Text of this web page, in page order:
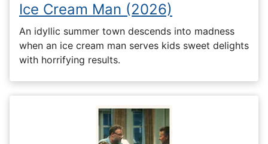
Ice Cream Man (2026)
An idyllic summer town descends into madness
when an ice cream man serves kids sweet delights
with horrifying results.